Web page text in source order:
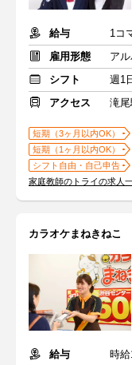
給与
1コ
雇用形態
ア
シフト
週1
アクセス
滝尾
短期（3ヶ月以内OK）
短期（1ヶ月以内OK）
シフト自由・自己申告
家庭教師のトライの求人
カラオケまねきねこ
給与